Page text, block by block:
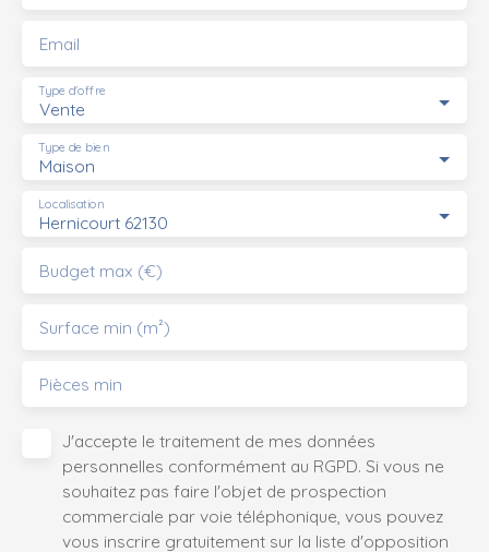
Email
Vente
Type d'offre
Maison
Type de bien
Hernicourt 62130
Localisation
Budget max (€)
Surface min (m²)
Pièces min
J'accepte le traitement de mes données
personnelles conformément au RGPD. Si vous ne
souhaitez pas faire l'objet de prospection
commerciale par voie téléphonique, vous pouvez
vous inscrire gratuitement sur la liste d'opposition